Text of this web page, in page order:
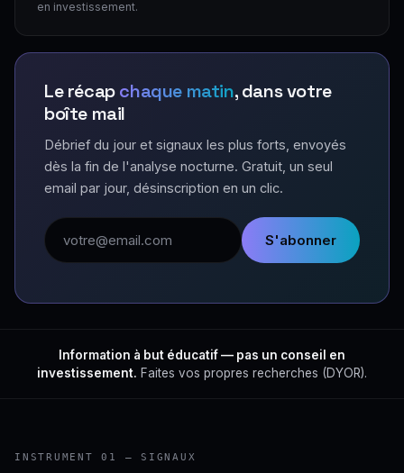
en investissement.
Le récapchaque matin, dans votre
boîte mail
Débrief du jour et signaux les plus forts, envoyés
dès la fin de l'analyse nocturne. Gratuit, un seul
email par jour, désinscription en un clic.
Adresse email
S'abonner
Information à but éducatif — pas un conseil en
investissement. Faites vos propres recherches (DYOR).
INSTRUMENT 01 — SIGNAUX